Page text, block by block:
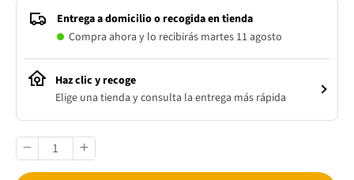
Entrega a domicilio o recogida en tienda
Compra ahora y lo recibirás martes 11 agosto
Haz clic y recoge
Elige una tienda y consulta la entrega más rápida